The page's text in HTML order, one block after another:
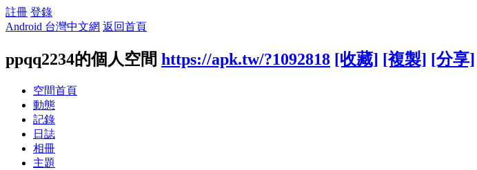
註冊 登錄
Android 台灣中文網 返回首頁
ppqq2234的個人空間 https://apk.tw/?1092818 [收藏] [複製] [分享]
空間首頁
動態
記錄
日誌
相冊
主題